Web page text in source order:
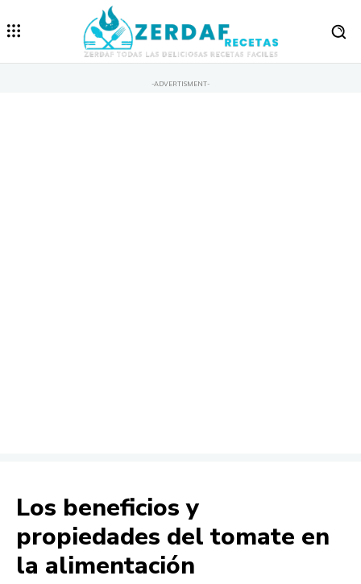
-ADVERTISMENT-
Los beneficios y
propiedades del tomate en
la alimentación